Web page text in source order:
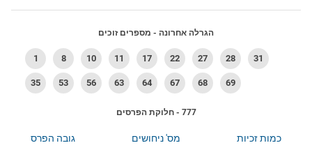
הגרלה אחרונה - מספרים זוכים
1 8 10 11 17 22 27 28 31
35 53 56 63 64 67 68 69
777 - חלוקת הפרסים
כמות זכיות מס' ניחושים גובה הפרס